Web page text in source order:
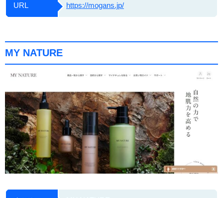
URL https://mogans.jp/
MY NATURE